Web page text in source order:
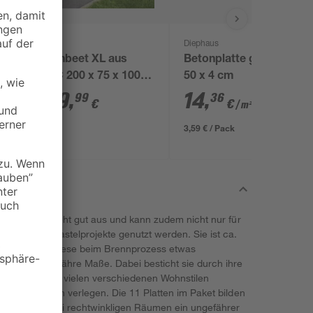
Hochbeet XL aus
WPC 200 x 75 x 100
cm anthrazit
199,99 €
Diephaus
Betonplatte grau 50 x
50 x 4 cm
14,36 €/ m²
3,59 € / Pack
sieht gut aus und kann zudem nicht nur für
kreative Bastelprojekte genutzt werden. Sie ist ca.
Weil die Fliese beim Brennprozess etwas
um ungefähre Maße. Dabei besticht sie durch ihre
farblich mit vielen verschiedenen Wohnstilen
Innenbereich verlegen. Die 11 Platten im Paket bilden
dass bei rechtwinkligen Räumen ein ungefährer